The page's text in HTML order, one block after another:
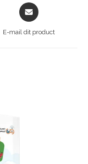
E-mail dit product